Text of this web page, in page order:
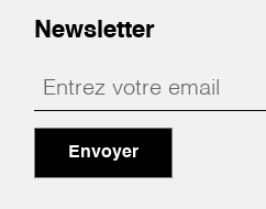
Newsletter
Envoyer